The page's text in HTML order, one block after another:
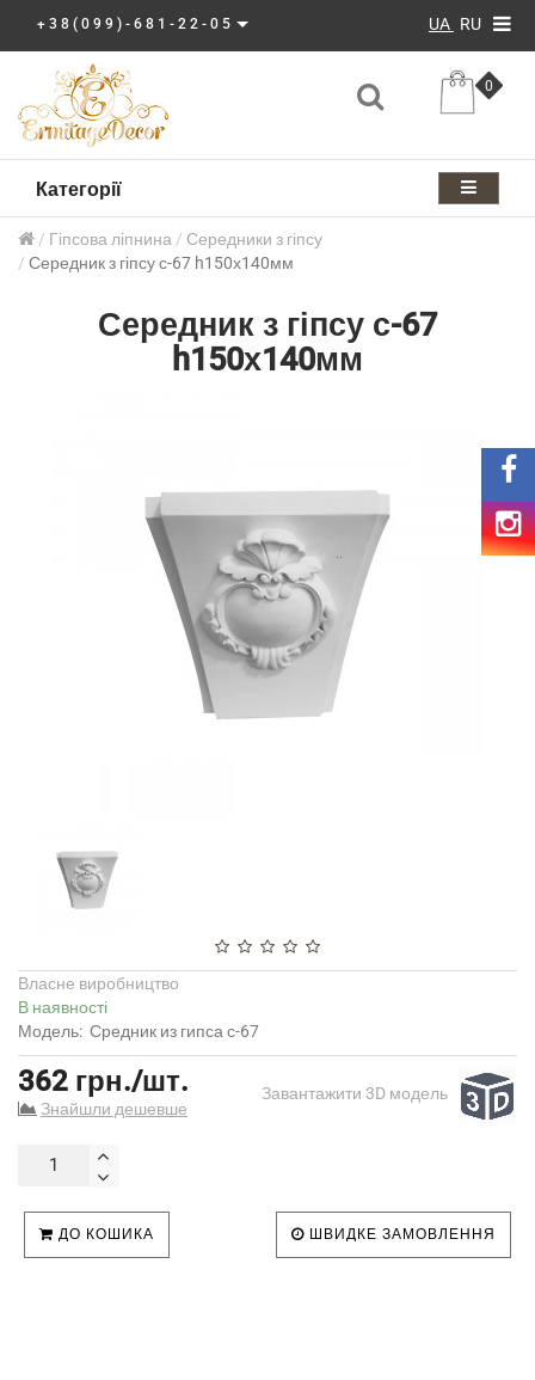
+38(099)-681-22-05 UA RU
0
Категорії
Гіпсова ліпнина
Середники з гіпсу
Середник з гіпсу с-67 h150х140мм
Середник з гіпсу с-67
h150х140мм
Власне виробництво
В наявності
Модель: Средник из гипса с-67
362 грн./шт.
Знайшли дешевше
Завантажити 3D модель
ДО КОШИКА ШВИДКЕ ЗАМОВЛЕННЯ